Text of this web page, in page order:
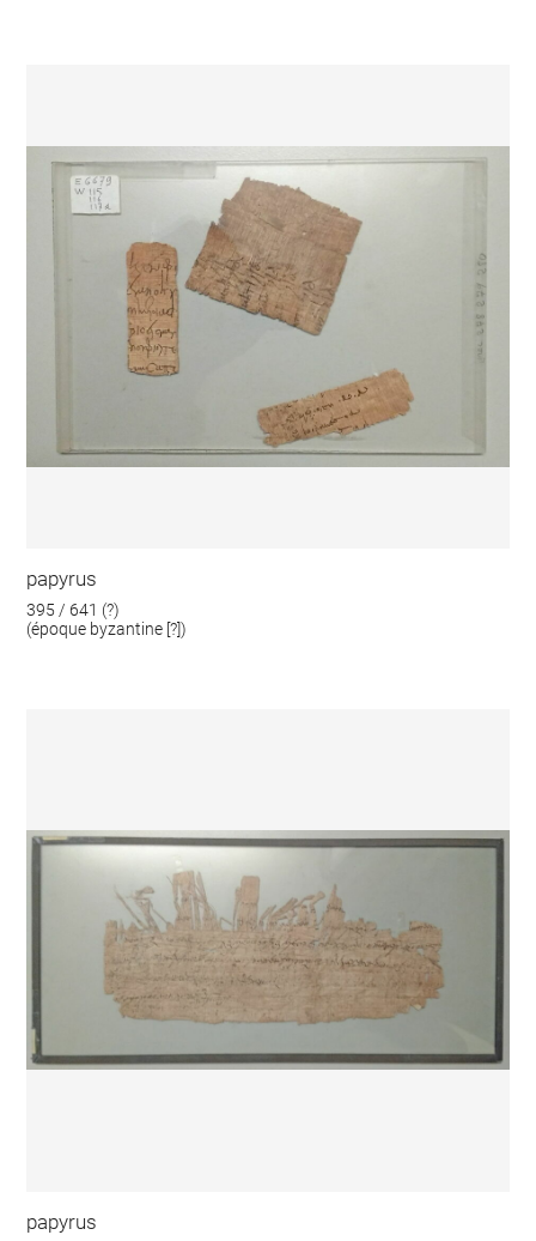
papyrus
395 / 641 (?)
(époque byzantine [?])
papyrus